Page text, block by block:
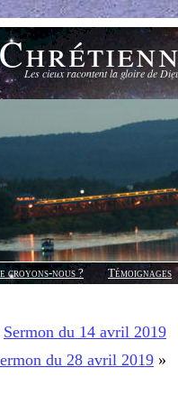
Les cieux racontent la gloire de
croyons-nous ?
Témoignages
Sermon du 14 avril 2019
du 28 avril 2019 »